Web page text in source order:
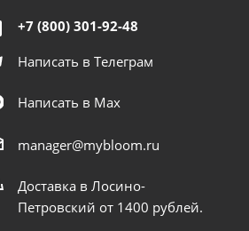
+7 (800) 301-92-48
Написать в Телеграм
Написать в Мах
manager@mybloom.ru
Доставка в Лосино-
Петровский от 1400 рублей.